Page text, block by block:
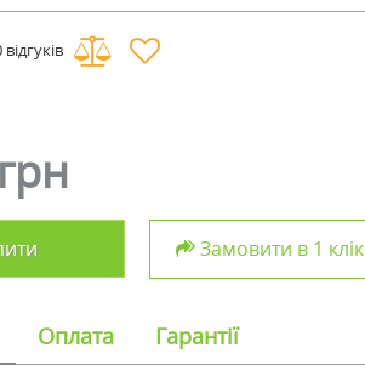
відгуків
Замовити в 1 клік
Оплата Гарантії